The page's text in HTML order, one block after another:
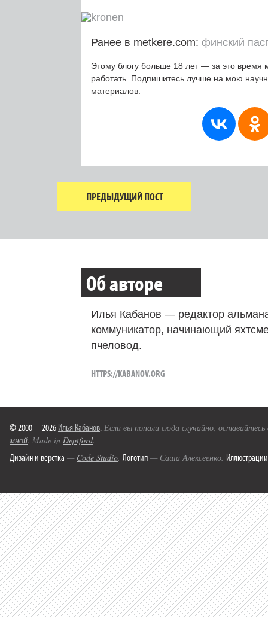
Ранее в metkere.com: финский
Этому блогу больше 18 лет — за это время
работать. Подпишитесь лучше на мою
материалов.
ПРЕДЫДУЩИЙ ПОСТ
Об авторе
Илья Кабанов — редактор
коммуникатор, начинающий
пчеловод.
HTTPS://KABANOV.ORG
© 2000—2026 Илья Кабанов. Если вы попали сюда случайно,
мной. Made in Deptford.
Дизайн и верстка — Code Studio. Логотип — Саша Алексеенко. Иллюстрации